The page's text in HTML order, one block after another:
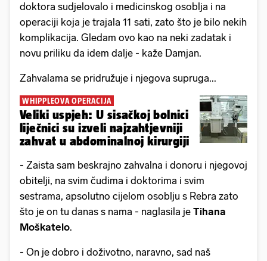
doktora sudjelovalo i medicinskog osoblja i na
operaciji koja je trajala 11 sati, zato što je bilo nekih
komplikacija. Gledam ovo kao na neki zadatak i
novu priliku da idem dalje - kaže Damjan.
Zahvalama se pridružuje i njegova supruga...
WHIPPLEOVA OPERACIJA
Veliki uspjeh: U sisačkoj bolnici
liječnici su izveli najzahtjevniji
zahvat u abdominalnoj kirurgiji
- Zaista sam beskrajno zahvalna i donoru i njegovoj
obitelji, na svim čudima i doktorima i svim
sestrama, apsolutno cijelom osoblju s Rebra zato
što je on tu danas s nama - naglasila je Tihana
Moškatelo.
- On je dobro i doživotno, naravno, sad naš